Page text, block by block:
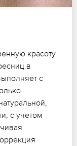
красоту
в
с
с учетом